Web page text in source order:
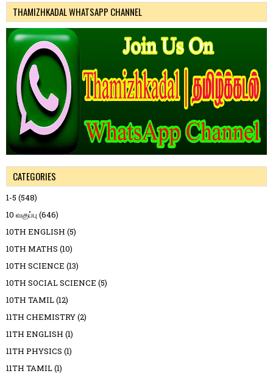
THAMIZHKADAL WHATSAPP CHANNEL
CATEGORIES
1-5 (548)
10 வகுப்பு (646)
10TH ENGLISH (5)
10TH MATHS (10)
10TH SCIENCE (13)
10TH SOCIAL SCIENCE (5)
10TH TAMIL(12)
11TH CHEMISTRY(2)
11TH ENGLISH (1)
11TH PHYSICS (1)
11TH TAMIL(1)